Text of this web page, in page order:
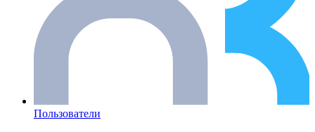
Пользователи